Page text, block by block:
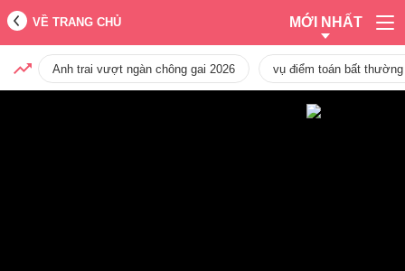
VỀ TRANG CHỦ MỚI NHẤT
Anh trai vượt ngàn chông gai 2026 vụ điểm toán bất